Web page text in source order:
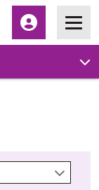
Espace client